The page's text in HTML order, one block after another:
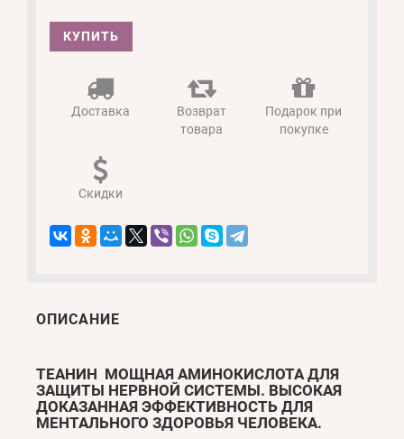
КУПИТЬ
Доставка
Возврат
товара
Подарок при
покупке
Скидки
ОПИСАНИЕ
ТЕАНИН МОЩНАЯ АМИНОКИСЛОТА ДЛЯ
ЗАЩИТЫ НЕРВНОЙ СИСТЕМЫ. ВЫСОКАЯ
ДОКАЗАННАЯ ЭФФЕКТИВНОСТЬ ДЛЯ
МЕНТАЛЬНОГО ЗДОРОВЬЯ ЧЕЛОВЕКА.